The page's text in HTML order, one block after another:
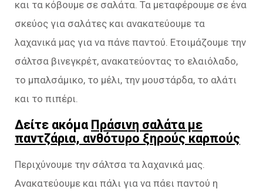
και τα κόβουμε σε σαλάτα. Τα μεταφέρουμε σε ένα
σκεύος για σαλάτες και ανακατεύουμε τα
λαχανικά μας για να πάνε παντού. Ετοιμάζουμε την
σάλτσα βινεγκρέτ, ανακατεύοντας το ελαιόλαδο,
το μπαλσάμικο, το μέλι, την μουστάρδα, το αλάτι
και το πιπέρι.
Δείτε ακόμα Πράσινη σαλάτα με
παντζάρια, ανθότυρο ξηρούς καρπούς
Περιχύνουμε την σάλτσα τα λαχανικά μας.
Ανακατεύουμε και πάλι για να πάει παντού η